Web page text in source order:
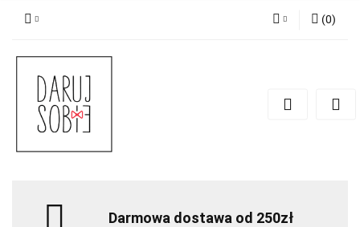
Dodaj zgłoszenie
(0)
Darmowa dostawa od 250zł